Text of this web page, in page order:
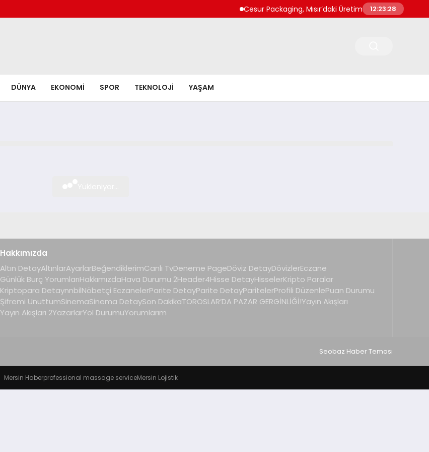
Cesur Packaging, Mısır’daki Üretim Üssünü Büyütüyor
12:23:28
DÜNYA EKONOMI SPOR TEKNOLOJI YAŞAM
Hakkımızda
Altın DetayAltınlarAyarlarBeğendiklerimCanlı TvDeneme PageDöviz DetayDövizlerEczane
Günlük Burç YorumlarıHakkımızdaHava Durumu 2Header4Hisse DetayHisselerKripto Paralar
Kriptopara DetaynnbilNöbetçi EczanelerParite DetayParite DetayParitelerProfili DüzenlePuan Durumu
Şifremi UnuttumSinemaSinema DetaySon DakikaTOROSLAR’DA PAZAR GERGİNLİĞİ!Yayın Akışları
Yayın Akışları 2YazarlarYol DurumuYorumlarım
Seobaz Haber Teması
Mersin Haberprofessional massage serviceMersin Lojistik